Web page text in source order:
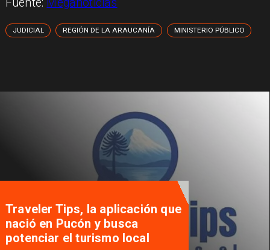
Fuente: Meganoticias
JUDICIAL REGIÓN DE LA ARAUCANÍA MINISTERIO PÚBLICO
Traveler Tips, la aplicación que
nació en Pucón y busca
potenciar el turismo local